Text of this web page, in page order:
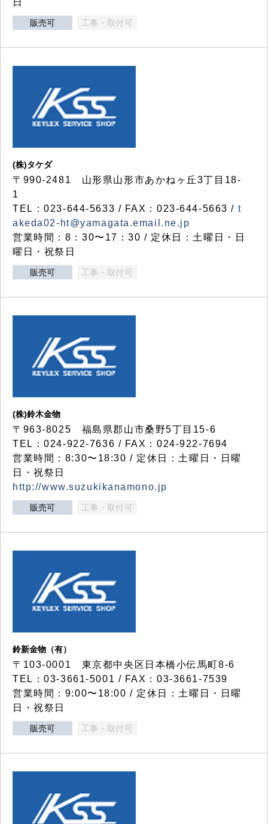
日
販売可 工事・取付可
(株)タケダ
〒990-2481 山形県山形市あかねヶ丘3丁目18-
1
TEL：023-644-5633 / FAX：023-644-5663 / t
akeda02-ht@yamagata.email.ne.jp
営業時間：8：30〜17：30 / 定休日：土曜日・日
曜日・祝祭日
販売可 工事・取付可
(株)鈴木金物
〒963-8025 福島県郡山市桑野5丁目15-6
TEL：024-922-7636 / FAX：024-922-7694
営業時間：8:30〜18:30 / 定休日：土曜日・日曜
日・祝祭日
http://www.suzukikanamono.jp
販売可 工事・取付可
鈴新金物（有）
〒103-0001 東京都中央区日本橋小伝馬町8-6
TEL：03-3661-5001 / FAX：03-3661-7539
営業時間：9:00〜18:00 / 定休日：土曜日・日曜
日・祝祭日
販売可 工事・取付可